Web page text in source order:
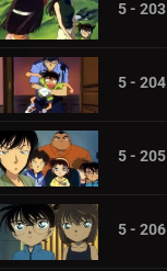
5 - 203
5 - 204
5 - 205
5 - 206